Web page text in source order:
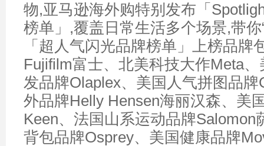
物,亚马逊海外购特别发布「
榜单」,覆盖日常生活多个场景,带你
「超人气闪光品牌榜单」上榜品牌
Fujifilm富士、北美科技大作Meta
发品牌Olaplex、美国人气拼图品
外品牌Helly Hensen海丽汉森、美
Keen、法国山系运动品牌Salomon
背包品牌Osprey、美国健康品牌